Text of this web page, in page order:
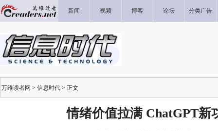
新闻 视频 博客 论坛 分类广告
万维读者网 > 信息时代 > 正文
情绪价值拉满 ChatGPT新